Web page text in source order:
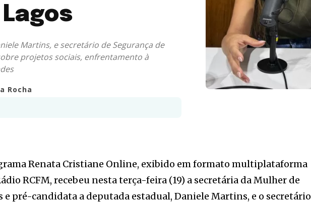
Martins, e secretário de Segurança de
projetos sociais, enfrentamento à
Rocha
Renata Cristiane Online, exibido em formato multiplataforma
RCFM, recebeu nesta terça-feira (19) a secretária da Mulher de
e pré-candidata a deputada estadual, Daniele Martins, e o secretário